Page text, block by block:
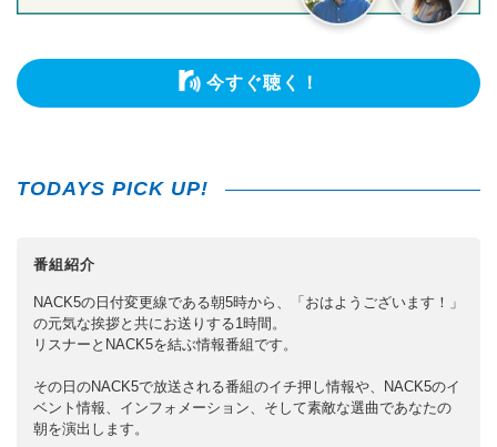
今すぐ聴く！
TODAYS PICK UP!
番組紹介
NACK5の日付変更線である朝5時から、「おはようございます！」
の元気な挨拶と共にお送りする1時間。
リスナーとNACK5を結ぶ情報番組です。
その日のNACK5で放送される番組のイチ押し情報や、NACK5のイ
ベント情報、インフォメーション、そして素敵な選曲であなたの
朝を演出します。